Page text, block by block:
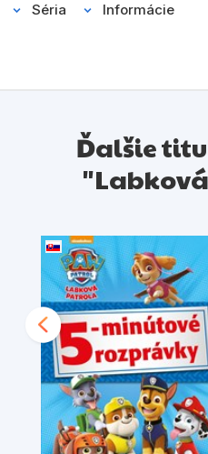
Séria Informácie
Ďalšie